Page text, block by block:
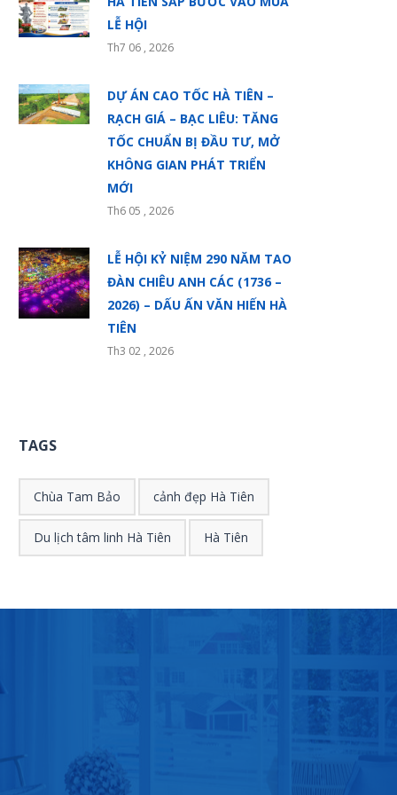
LỄ HỘI
Th7 06 , 2026
DỰ ÁN CAO TỐC HÀ TIÊN –
RẠCH GIÁ – BẠC LIÊU: TĂNG
TỐC CHUẨN BỊ ĐẦU TƯ, MỞ
KHÔNG GIAN PHÁT TRIỂN
MỚI
Th6 05 , 2026
LỄ HỘI KỶ NIỆM 290 NĂM TAO
ĐÀN CHIÊU ANH CÁC (1736 –
2026) – DẤU ẤN VĂN HIẾN HÀ
TIÊN
Th3 02 , 2026
TAGS
Chùa Tam Bảo cảnh đẹp Hà Tiên
Du lịch tâm linh Hà Tiên Hà Tiên